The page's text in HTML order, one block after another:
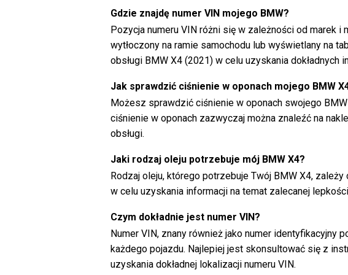
Gdzie znajdę numer VIN mojego BMW?
Pozycja numeru VIN różni się w zależności od marek i
wytłoczony na ramie samochodu lub wyświetlany na
obsługi BMW X4 (2021) w celu uzyskania dokładnych
Jak sprawdzić ciśnienie w oponach mojego BMW
Możesz sprawdzić ciśnienie w oponach swojego
ciśnienie w oponach zazwyczaj można znaleźć na
obsługi.
Jaki rodzaj oleju potrzebuje mój BMW X4?
Rodzaj oleju, którego potrzebuje Twój BMW X4,
w celu uzyskania informacji na temat zalecanej
Czym dokładnie jest numer VIN?
Numer VIN, znany również jako numer identyfikacyjny
każdego pojazdu. Najlepiej jest skonsultować się z
uzyskania dokładnej lokalizacji numeru VIN.